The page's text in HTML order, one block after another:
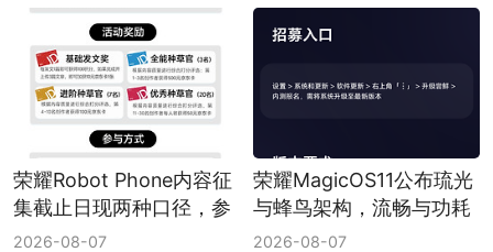
荣耀Robot Phone内容征
集截止日现两种口径，参
与前先核对任务页
2026-08-07
荣耀MagicOS11公布琉光
与蜂鸟架构，流畅与功耗
仍待内测验证
2026-08-07